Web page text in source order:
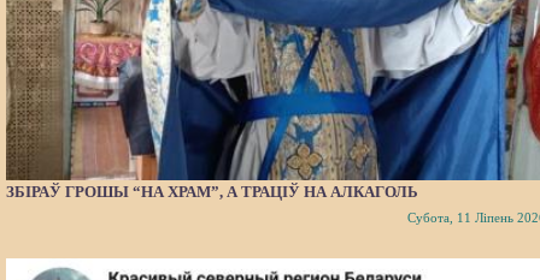
ЗБІРАЎ ГРОШЫ “НА ХРАМ”, А ТРАЦІЎ НА АЛКАГОЛЬ
Субота, 11 Ліпень